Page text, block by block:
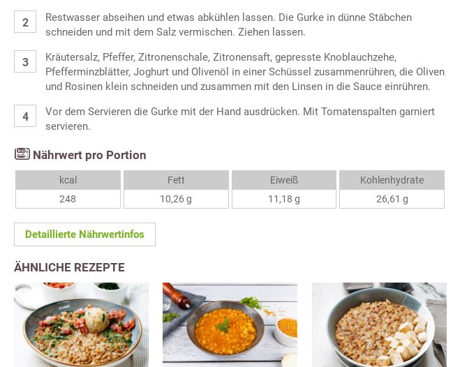
Restwasser abseihen und etwas abkühlen lassen. Die Gurke in dünne Stäbchen
schneiden und mit dem Salz vermischen. Ziehen lassen.
Kräutersalz, Pfeffer, Zitronenschale, Zitronensaft, gepresste Knoblauchzehe,
Pfefferminzblätter, Joghurt und Olivenöl in einer Schüssel zusammenrühren, die Oliven
und Rosinen klein schneiden und zusammen mit den Linsen in die Sauce einrühren.
Vor dem Servieren die Gurke mit der Hand ausdrücken. Mit Tomatenspalten garniert
servieren.
Nährwert pro Portion
kcal
248
Fett
10,26 g
Eiweiß
11,18 g
Kohlenhydrate
26,61 g
Detaillierte Nährwertinfos
ÄHNLICHE REZEPTE